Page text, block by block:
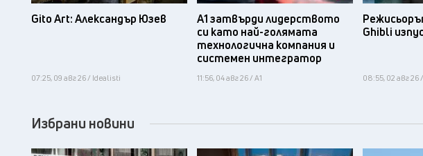
Gito Art: Александър Юзев
07:25, 09 авг 26 / Idealisti
А1 затвърди лидерството
си като най-голямата
технологична компания и
системен интегратор
11:56, 04 авг 26 / А1
Ghibli
08:55, 02 авг 26
Избрани новини